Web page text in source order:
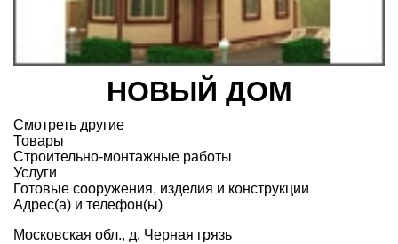
НОВЫЙ ДОМ
Смотреть другие
Товары
Строительно-монтажные работы
Услуги
Готовые сооружения, изделия и конструкции
Адрес(а) и телефон(ы)
Московская обл., д. Черная грязь